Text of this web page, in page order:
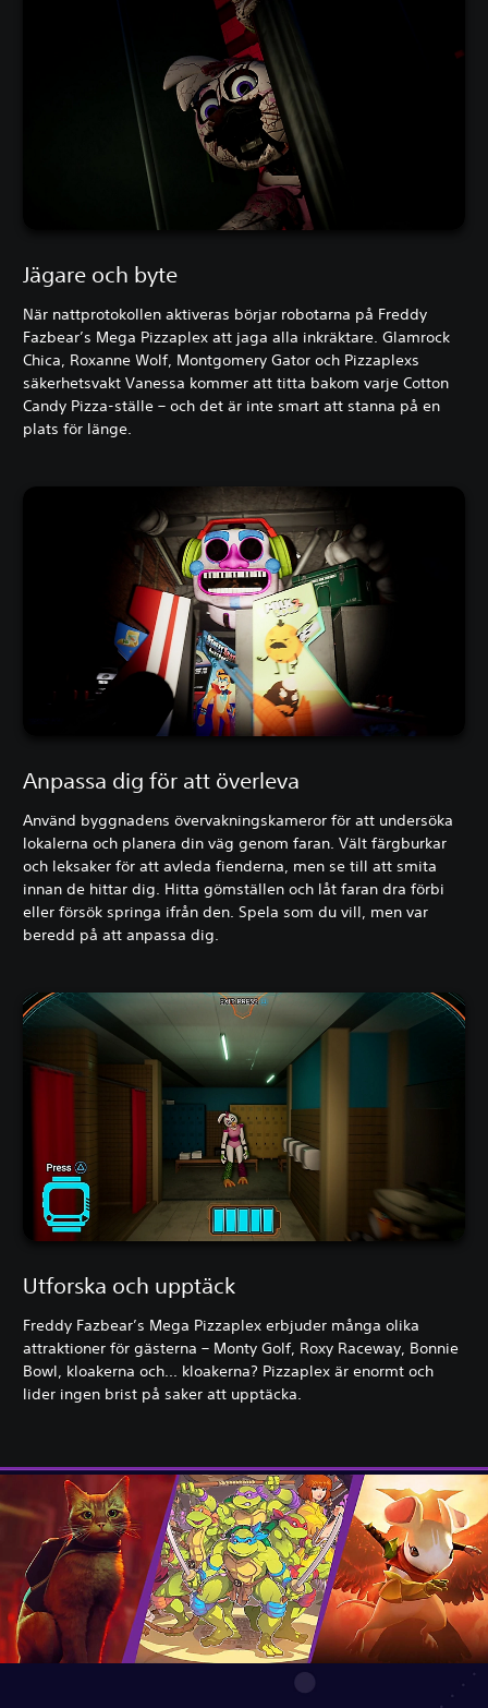
Jägare och byte
När nattprotokollen aktiveras börjar robotarna på Freddy
Fazbear’s Mega Pizzaplex att jaga alla inkräktare. Glamrock
Chica, Roxanne Wolf, Montgomery Gator och Pizzaplexs
säkerhetsvakt Vanessa kommer att titta bakom varje Cotton
Candy Pizza-ställe – och det är inte smart att stanna på en
plats för länge.
Anpassa dig för att överleva
Använd byggnadens övervakningskameror för att undersöka
lokalerna och planera din väg genom faran. Vält färgburkar
och leksaker för att avleda fienderna, men se till att smita
innan de hittar dig. Hitta gömställen och låt faran dra förbi
eller försök springa ifrån den. Spela som du vill, men var
beredd på att anpassa dig.
Utforska och upptäck
Freddy Fazbear’s Mega Pizzaplex erbjuder många olika
attraktioner för gästerna – Monty Golf, Roxy Raceway, Bonnie
Bowl, kloakerna och... kloakerna? Pizzaplex är enormt och
lider ingen brist på saker att upptäcka.